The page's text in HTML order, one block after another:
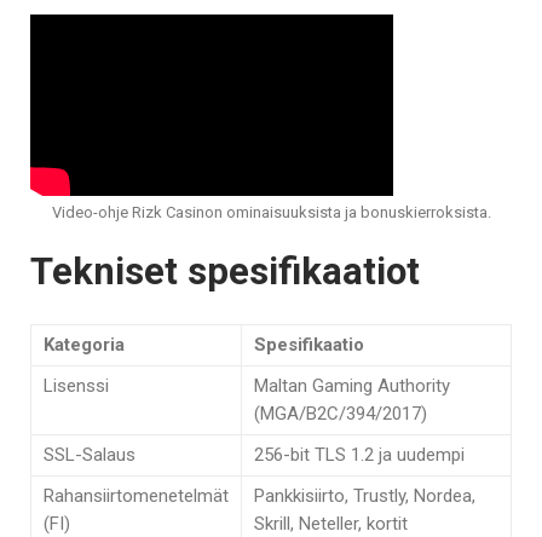
Video-ohje Rizk Casinon ominaisuuksista ja bonuskierroksista.
Tekniset spesifikaatiot
Kategoria
Spesifikaatio
Lisenssi
Maltan Gaming Authority
(MGA/B2C/394/2017)
SSL-Salaus
256-bit TLS 1.2 ja uudempi
Rahansiirtomenetelmät
(FI)
Pankkisiirto, Trustly, Nordea,
Skrill, Neteller, kortit